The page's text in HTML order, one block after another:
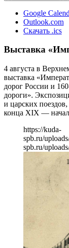
Google
Outlook.com
Скачать .ics
Выставка
4 августа в
выставка
дорог России и
дороги».
и царских
конца XIX —
https://kuda-
spb.ru/
spb.ru/